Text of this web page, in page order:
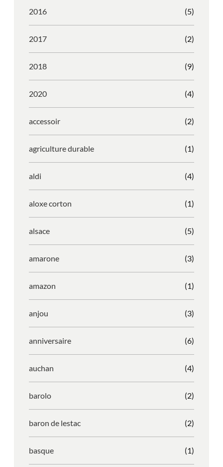
2016 (5)
2017 (2)
2018 (9)
2020 (4)
accessoir (2)
agriculture durable (1)
aldi (4)
aloxe corton (1)
alsace (5)
amarone (3)
amazon (1)
anjou (3)
anniversaire (6)
auchan (4)
barolo (2)
baron de lestac (2)
basque (1)